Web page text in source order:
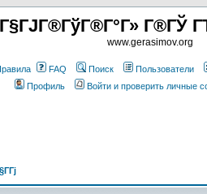
Г®ГЎ
www.gerasimov.org
FAQ Поиск Пользователи
Профиль
Войти и проверить личные